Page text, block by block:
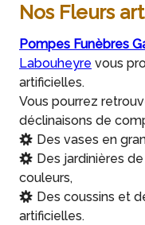
Nos Fleurs
Pompes Funèbres
Labouheyre vous
artificielles.
Vous pourrez
déclinaisons de
Des vases en
Des jardinières
couleurs,
Des coussins et
artificielles.